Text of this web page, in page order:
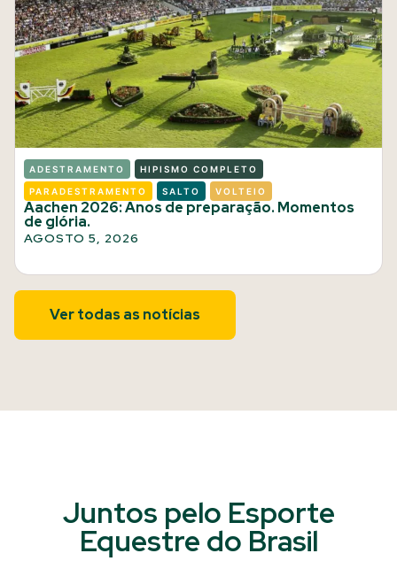
ADESTRAMENTO HIPISMO COMPLETO
PARADESTRAMENTO SALTO VOLTEIO
Aachen 2026: Anos de preparação. Momentos
de glória.
AGOSTO 5, 2026
Ver todas as notícias
Juntos pelo Esporte
Equestre do Brasil​